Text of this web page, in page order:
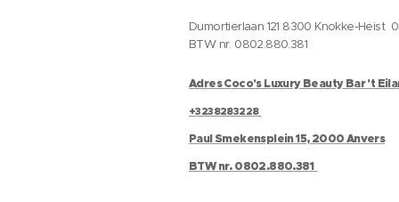
Dumortierlaan 121 8300 Knokke-Heist
BTW nr. 0802.880.381
Adres Coco's Luxury Beauty Bar 't
+3238283228
Paul Smekensplein 15, 2000 Anvers
BTW nr. 0802.880.381